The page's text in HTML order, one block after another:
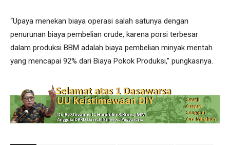
“Upaya menekan biaya operasi salah satunya dengan
penurunan biaya pembelian crude, karena porsi terbesar
dalam produksi BBM adalah biaya pembelian minyak mentah
yang mencapai 92% dari Biaya Pokok Produksi,” pungkasnya.